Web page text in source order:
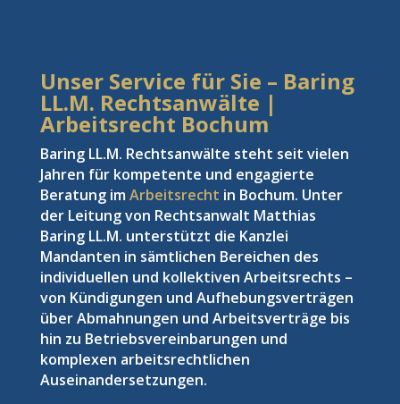
Unser Service für Sie – Baring
LL.M. Rechtsanwälte |
Arbeitsrecht Bochum
Baring LL.M. Rechtsanwälte steht seit vielen
Jahren für kompetente und engagierte
Beratung imArbeitsrecht in Bochum. Unter
der Leitung von Rechtsanwalt Matthias
Baring LL.M. unterstützt die Kanzlei
Mandanten in sämtlichen Bereichen des
individuellen und kollektiven Arbeitsrechts –
von Kündigungen und Aufhebungsverträgen
über Abmahnungen und Arbeitsverträge bis
hin zu Betriebsvereinbarungen und
komplexen arbeitsrechtlichen
Auseinandersetzungen.